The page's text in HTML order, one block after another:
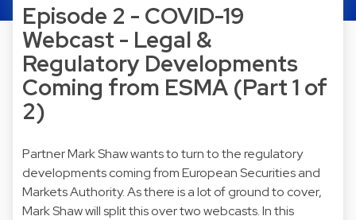
Episode 2 - COVID-19
Webcast - Legal &
Regulatory Developments
Coming from ESMA (Part 1 of
2)
Partner Mark Shaw wants to turn to the regulatory
developments coming from European Securities and
Markets Authority. As there is a lot of ground to cover,
Mark Shaw will split this over two webcasts. In this